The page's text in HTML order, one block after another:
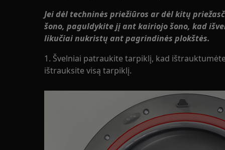
Jei dėl techninės priežiūros ar dėl kitų
šono, paguldykite jį ant kairiojo šono, kad
likučiai nukristų ant pagrindinės plokštės.
1. Švelniai patraukite tarpiklį, kad
ištrauksite visą tarpiklį.